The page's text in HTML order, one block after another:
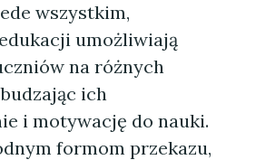
wszystkim,
umożliwiają
na różnych
ich
i motywację do nauki.
formom przekazu,